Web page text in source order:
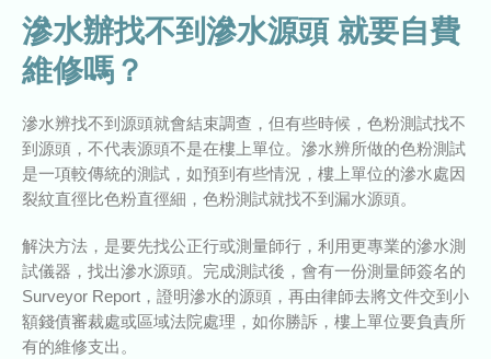
滲水辦找不到滲水源頭 就要自費
維修嗎？
滲水辨找不到源頭就會結束調查，但有些時候，色粉測試找不
到源頭，不代表源頭不是在樓上單位。滲水辨所做的色粉測試
是一項較傳統的測試，如預到有些情況，樓上單位的滲水處因
裂紋直徑比色粉直徑細，色粉測試就找不到漏水源頭。
解決方法，是要先找公正行或測量師行，利用更專業的滲水測
試儀器，找出滲水源頭。完成測試後，會有一份測量師簽名的
Surveyor Report，證明滲水的源頭，再由律師去將文件交到小
額錢債審裁處或區域法院處理，如你勝訴，樓上單位要負責所
有的維修支出。